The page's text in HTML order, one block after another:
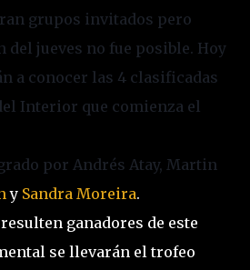
grupos invitados pero
del jueves no fue posible. Hoy
a conocer las 4 clasificadas
Interior que comienza el
por Andrés Atay, Martin
y Sandra Moreira.
ganadores de este
se llevarán el trofeo